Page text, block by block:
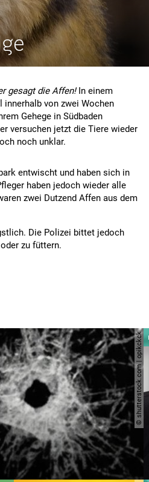
gesagt die Affen!In einem
innerhalb von zwei Wochen
Gehege in Südbaden
versuchen jetzt die Tiere wieder
noch unklar.
entwischt und haben sich in
haben jedoch wieder alle
zwei Dutzend Affen aus dem
Die Polizei bittet jedoch
zu füttern.
© shutterstock.com | opikckck